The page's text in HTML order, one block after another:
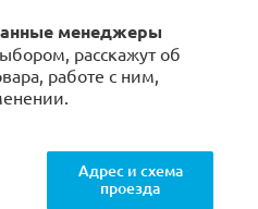
менеджеры
расскажут об
работе с ним,
Адрес и схема
проезда